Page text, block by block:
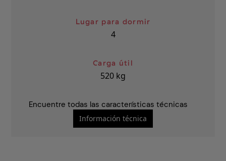
Lugar para dormir
4
Carga útil
520 kg
Encuentre todas las características técnicas
Información técnica